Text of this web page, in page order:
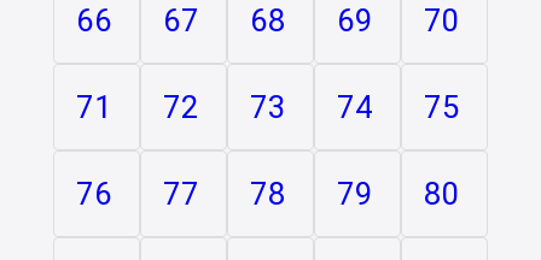
66 67 68 69 70
71 72 73 74 75
76 77 78 79 80